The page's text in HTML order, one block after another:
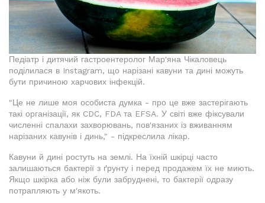
Педіатр і дитячий гастроентеролог Мар'яна Чікаловець
поділилася в Instagram, що нарізані кавуни та дині можуть
бути причиною харчових інфекцій.
"Це не лише моя особиста думка - про це вже застерігають
такі організації, як CDC, FDA та EFSA. У світі вже фіксували
численні спалахи захворювань, пов'язаних із вживанням
нарізаних кавунів і динь," - підкреслила лікар.
Кавуни й дині ростуть на землі. На їхній шкірці часто
залишаються бактерії з ґрунту і перед продажем їх не миють.
Якщо шкірка або ніж були забруднені, то бактерії одразу
потрапляють у м'якоть.